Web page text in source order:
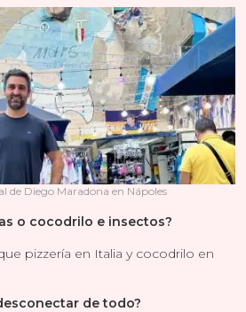
de Diego Maradona en Nápoles
o cocodrilo e insectos?
pizzería en Italia y cocodrilo en
de todo?